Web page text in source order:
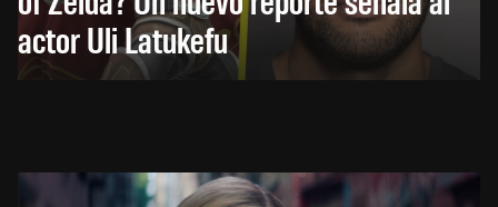
actor Uli Latukefu